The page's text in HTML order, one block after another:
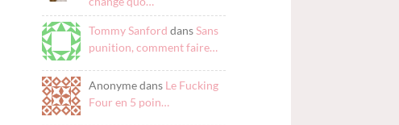
Tommy Sanford dansSans
punition, comment faire…
Anonyme dans Le Fucking
Four en 5 poin…